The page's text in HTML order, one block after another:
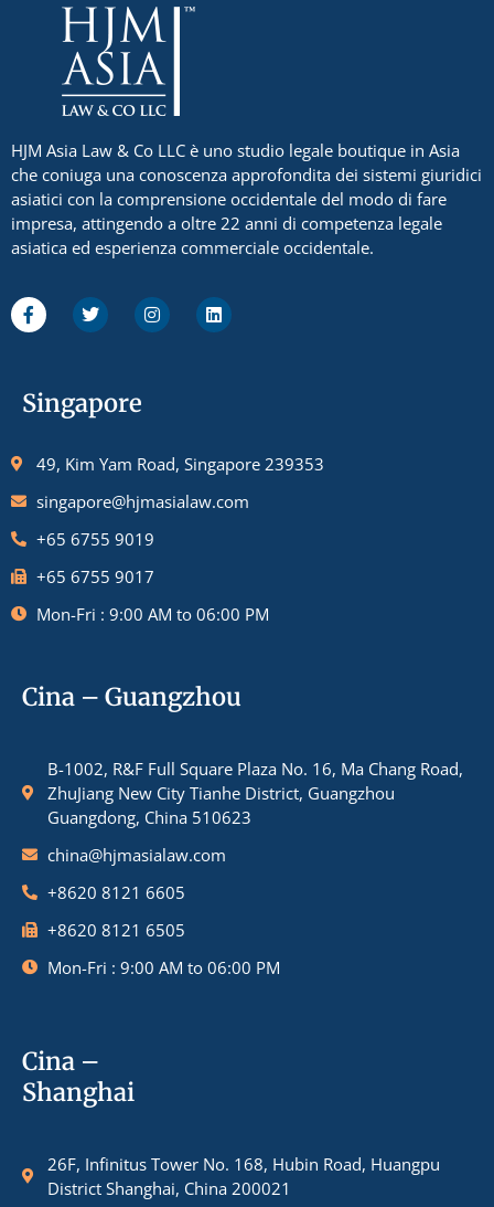
HJM Asia Law & Co LLC è uno studio legale boutique in Asia
che coniuga una conoscenza approfondita dei sistemi giuridici
asiatici con la comprensione occidentale del modo di fare
impresa, attingendo a oltre 22 anni di competenza legale
asiatica ed esperienza commerciale occidentale.
Singapore
49, Kim Yam Road, Singapore 239353
singapore@hjmasialaw.com
+65 6755 9019
+65 6755 9017
Mon-Fri : 9:00 AM to 06:00 PM
Cina – Guangzhou
B-1002, R&F Full Square Plaza No. 16, Ma Chang Road,
ZhuJiang New City Tianhe District, Guangzhou
Guangdong, China 510623
china@hjmasialaw.com
+8620 8121 6605
+8620 8121 6505
Mon-Fri : 9:00 AM to 06:00 PM
Cina –
Shanghai
26F, Infinitus Tower No. 168, Hubin Road, Huangpu
District Shanghai, China 200021